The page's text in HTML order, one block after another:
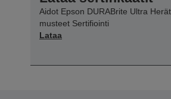
Aidot Epson DURABrite Ultra
musteet Sertifiointi
Lataa